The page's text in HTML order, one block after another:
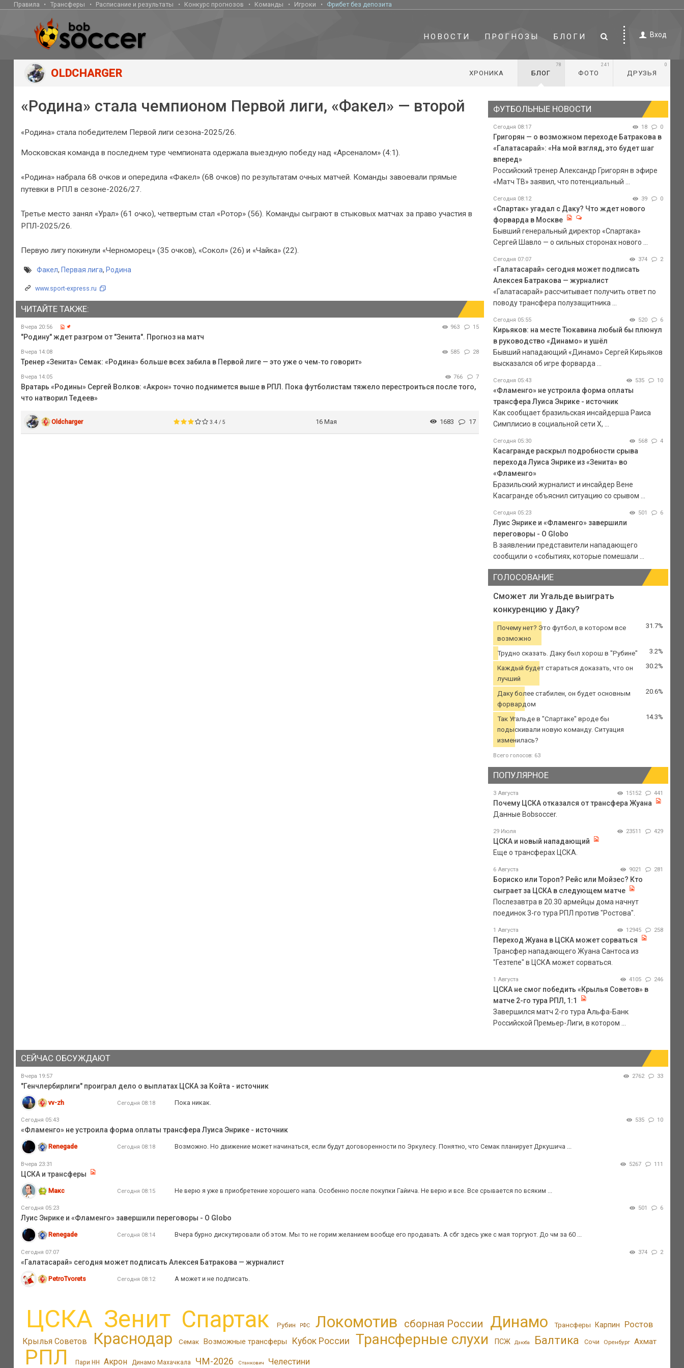
Правила Трансферы Расписание и результаты Конкурс прогнозов Команды Игроки Фрибет без депозита
НОВОСТИ ПРОГНОЗЫ БЛОГИ Вход
OLDCHARGER ХРОНИКА БЛОГ
78
ФОТО
241
ДРУЗЬЯ
0
«Родина» стала чемпионом Первой лиги, «Факел» — второй
«Родина» стала победителем Первой лиги сезона-2025/26.
Московская команда в последнем туре чемпионата одержала выездную победу над «Арсеналом» (4:1).
«Родина» набрала 68 очков и опередила «Факел» (68 очков) по результатам очных матчей. Команды завоевали прямые
путевки в РПЛ в сезоне-2026/27.
Третье место занял «Урал» (61 очко), четвертым стал «Ротор» (56). Команды сыграют в стыковых матчах за право участия в
РПЛ-2025/26.
Первую лигу покинули «Черноморец» (35 очков), «Сокол» (26) и «Чайка» (22).
Факел, Первая лига, Родина
www.sport-express.ru
ЧИТАЙТЕ ТАКЖЕ:
Вчера 20:56 963 15
"Родину" ждет разгром от "Зенита". Прогноз на матч
Вчера 14:08 585 28
Тренер «Зенита» Семак: «Родина» больше всех забила в Первой лиге — это уже о чем‑то говорит»
Вчера 14:05 766 7
Вратарь «Родины» Сергей Волков: «Акрон» точно поднимется выше в РПЛ. Пока футболистам тяжело перестроиться после того,
что натворил Тедеев»
Oldcharger 3.4 / 5 16 Мая 1683 17
ФУТБОЛЬНЫЕ НОВОСТИ
Сегодня 08:17 18 0
Григорян — о возможном переходе Батракова в
«Галатасарай»: «На мой взгляд, это будет шаг
вперед»
Российский тренер Александр Григорян в эфире
«Матч ТВ» заявил, что потенциальный ...
Сегодня 08:12 39 0
«Спартак» угадал с Даку? Что ждет нового
форварда в Москве
Бывший генеральный директор «Спартака»
Сергей Шавло — о сильных сторонах нового ...
Сегодня 07:07 374 2
«Галатасарай» сегодня может подписать
Алексея Батракова — журналист
«Галатасарай» рассчитывает получить ответ по
поводу трансфера полузащитника ...
Сегодня 05:55 520 6
Кирьяков: на месте Тюкавина любый бы плюнул
в руководство «Динамо» и ушёл
Бывший нападающий «Динамо» Сергей Кирьяков
высказался об игре форварда ...
Сегодня 05:43 535 10
«Фламенго» не устроила форма оплаты
трансфера Луиса Энрике - источник
Как сообщает бразильская инсайдерша Раиса
Симплисио в социальной сети Х, ...
Сегодня 05:30 568 4
Касагранде раскрыл подробности срыва
перехода Луиса Энрике из «Зенита» во
«Фламенго»
Бразильский журналист и инсайдер Вене
Касагранде объяснил ситуацию со срывом ...
Сегодня 05:23 501 6
Луис Энрике и «Фламенго» завершили
переговоры - O Globo
В заявлении представители нападающего
сообщили о «событиях, которые помешали ...
ГОЛОСОВАНИЕ
Сможет ли Угальде выиграть
конкуренцию у Даку?
Почему нет? Это футбол, в котором все
возможно
31.7%
Трудно сказать. Даку был хорош в "Рубине" 3.2%
Каждый будет стараться доказать, что он
лучший
30.2%
Даку более стабилен, он будет основным
форвардом
20.6%
Так Угальде в "Спартаке" вроде бы
подыскивали новую команду. Ситуация
изменилась?
14.3%
Всего голосов: 63
ПОПУЛЯРНОЕ
3 Августа 15152 441
Почему ЦСКА отказался от трансфера Жуана
Данные Bobsoccer.
29 Июля 23511 429
ЦСКА и новый нападающий
Еще о трансферах ЦСКА.
6 Августа 9021 281
Бориско или Тороп? Рейс или Мойзес? Кто
сыграет за ЦСКА в следующем матче
Послезавтра в 20.30 армейцы дома начнут
поединок 3-го тура РПЛ против "Ростова".
1 Августа 12945 258
Переход Жуана в ЦСКА может сорваться
Трансфер нападающего Жуана Сантоса из
"Гезтепе" в ЦСКА может сорваться.
1 Августа 4105 246
ЦСКА не смог победить «Крылья Советов» в
матче 2-го тура РПЛ, 1:1
Завершился матч 2-го тура Альфа-Банк
Российской Премьер-Лиги, в котором ...
СЕЙЧАС ОБСУЖДАЮТ
Вчера 19:57 2762 33
"Генчлербирлиги" проиграл дело о выплатах ЦСКА за Койта - источник
vv-zh Сегодня 08:18 Пока никак.
Сегодня 05:43 535 10
«Фламенго» не устроила форма оплаты трансфера Луиса Энрике - источник
Renegade Сегодня 08:18 Возможно. Но движение может начинаться, если будут договоренности по Эркулесу. Понятно, что Семак планирует Дркушича ...
Вчера 23:31 5267 111
ЦСКА и трансферы
Макс Сегодня 08:15 Не верю я уже в приобретение хорошего напа. Особенно после покупки Гайича. Не верю и все. Все срывается по всяким ...
Сегодня 05:23 501 6
Луис Энрике и «Фламенго» завершили переговоры - O Globo
Renegade Сегодня 08:14 Вчера бурно дискутировали об этом. Мы то не горим желанием вообще его продавать. А сбг здесь уже с мая торгуют. До чм за 60 ...
Сегодня 07:07 374 2
«Галатасарай» сегодня может подписать Алексея Батракова — журналист
PetroTvorets Сегодня 08:12 А может и не подписать.
ЦСКА Зенит Спартак Рубин РФС Локомотив сборная России Динамо Трансферы Карпин Ростов
Крылья Советов Краснодар Семак Возможные трансферы Кубок России Трансферные слухи ПСЖ Дзюба Балтика Сочи Оренбург Ахмат
РПЛ Пари НН Акрон Динамо Махачкала ЧМ-2026 Станкович Челестини